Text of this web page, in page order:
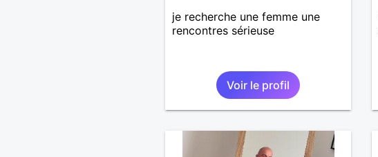
je recherche une femme une
rencontres sérieuse
Voir le profil